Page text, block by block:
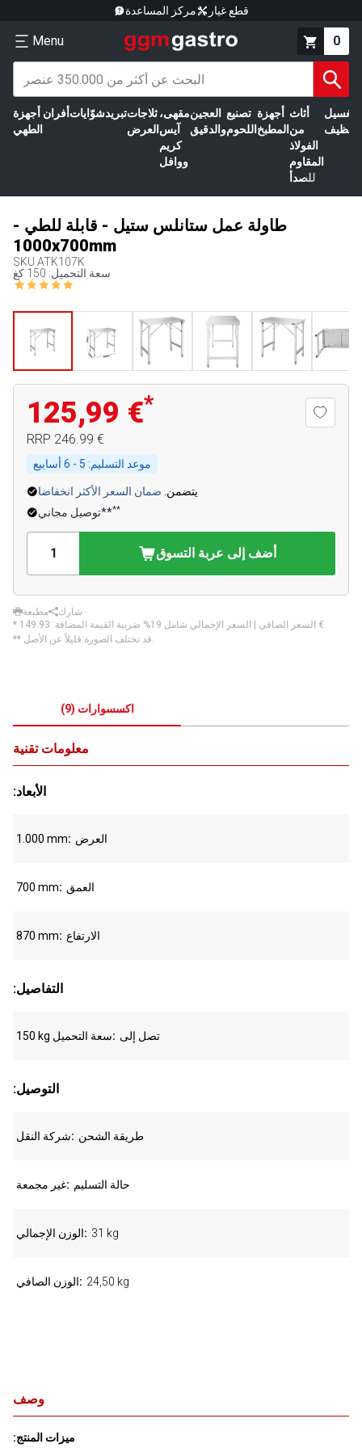
مركز المساعدة قطع غيار
Menu 0
أجهزة
الطهي
أفران شوّاياتتبريدثلاجات
العرض
مقهى،
آيس
كريم
ووافل
العجين
والدقيق
تصنيع
اللحوم
أجهزة
المطبخ
أثاث
من
الفولاذ
المقاوم
للصدأ
الغسيل
طاولة عمل ستانلس ستيل - قابلة للطي -
1000x700mm
SKU ATK107K
سعة التحميل: 150 كغ
125,99 €*
RRP ‏246.99 €
موعد التسليم:
يتضمن. ضمان السعر الأكثر انخفاضا
توصيل مجاني****
أضف إلى عربة التسوق
مطبعة
شارك
* السعر الصافي | السعر الإجمالي شامل 19% ضريبة القيمة المضافة: ‏149.93 €
** قد تختلف الصورة قليلاً عن الأصل.
اكسسوارات (
9
)
وصف
:ميزات المنتج
معلومات تقنية
:الأبعاد
1.000 mm العرض
700 mm العمق
870 mm الارتفاع
:التفاصيل
150 kg سعة التحميل تصل إلى
:التوصيل
شركة النقل طريقة الشحن
غير مجمعة حالة التسليم
الوزن الإجمالي 31 kg
الوزن الصافي 24,50 kg